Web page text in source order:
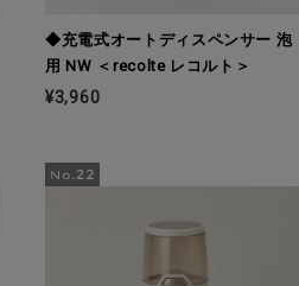
◆充電式オートディスペンサー 泡
用 NW ＜recolte レコルト＞
¥3,960